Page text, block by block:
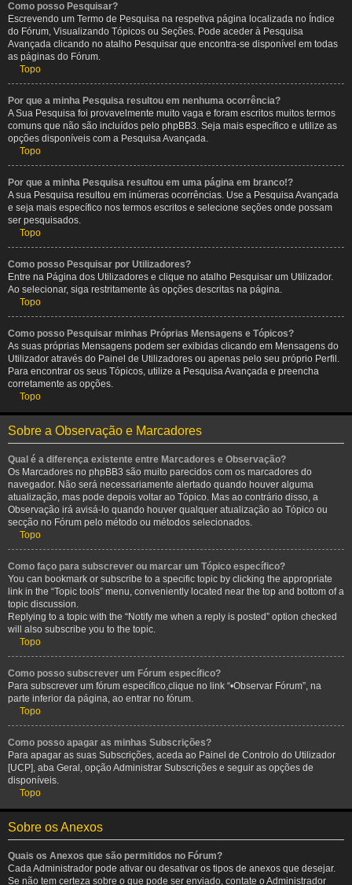
Como posso Pesquisar?
Escrevendo um Termo de Pesquisa na respetiva página localizada no Índice
do Fórum, Visualizando Tópicos ou Seções. Pode aceder à Pesquisa
Avançada clicando no atalho Pesquisar que encontra-se disponível em todas
as páginas do Fórum.
Topo
Por que a minha Pesquisa resultou em nenhuma ocorrência?
A Sua Pesquisa foi provavelmente muito vaga e foram escritos muitos termos
comuns que não são incluídos pelo phpBB3. Seja mais específico e utilize as
opções disponíveis com a Pesquisa Avançada.
Topo
Por que a minha Pesquisa resultou em uma página em branco!?
A sua Pesquisa resultou em inúmeras ocorrências. Use a Pesquisa Avançada
e seja mais específico nos termos escritos e selecione seções onde possam
ser pesquisados.
Topo
Como posso Pesquisar por Utilizadores?
Entre na Página dos Utilizadores e clique no atalho Pesquisar um Utilizador.
Ao selecionar, siga restritamente às opções descritas na página.
Topo
Como posso Pesquisar minhas Próprias Mensagens e Tópicos?
As suas próprias Mensagens podem ser exibidas clicando em Mensagens do
Utilizador através do Painel de Utilizadores ou apenas pelo seu próprio Perfil.
Para encontrar os seus Tópicos, utilize a Pesquisa Avançada e preencha
corretamente as opções.
Topo
Sobre a Observação e Marcadores
Qual é a diferença existente entre Marcadores e Observação?
Os Marcadores no phpBB3 são muito parecidos com os marcadores do
navegador. Não será necessariamente alertado quando houver alguma
atualização, mas pode depois voltar ao Tópico. Mas ao contrário disso, a
Observação irá avisá-lo quando houver qualquer atualização ao Tópico ou
secção no Fórum pelo método ou métodos selecionados.
Topo
Como faço para subscrever ou marcar um Tópico específico?
You can bookmark or subscribe to a specific topic by clicking the appropriate
link in the “Topic tools” menu, conveniently located near the top and bottom of a
topic discussion.
Replying to a topic with the “Notify me when a reply is posted” option checked
will also subscribe you to the topic.
Topo
Como posso subscrever um Fórum específico?
Para subscrever um fórum específico,clique no link “•Observar Fórum”, na
parte inferior da página, ao entrar no fórum.
Topo
Como posso apagar as minhas Subscrições?
Para apagar as suas Subscrições, aceda ao Painel de Controlo do Utilizador
[UCP], aba Geral, opção Administrar Subscrições e seguir as opções de
disponíveis.
Topo
Sobre os Anexos
Quais os Anexos que são permitidos no Fórum?
Cada Administrador pode ativar ou desativar os tipos de anexos que desejar.
Se não tem certeza sobre o que pode ser enviado, contate o Administrador